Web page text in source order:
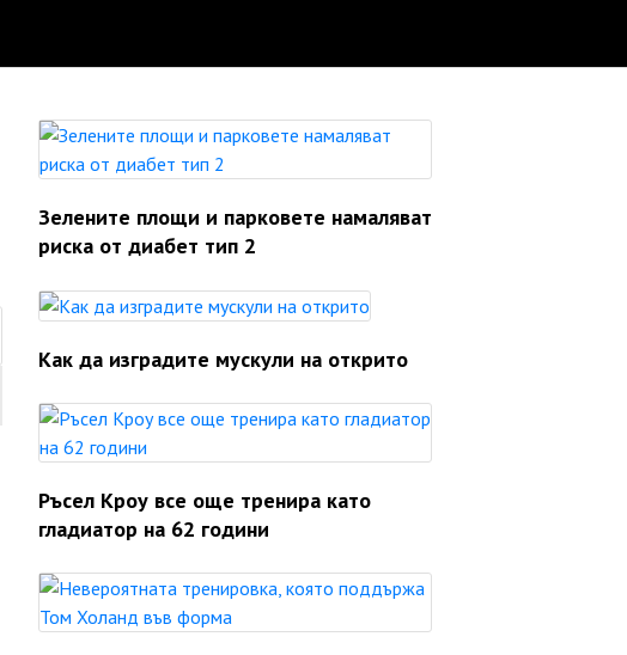
Зелените площи и парковете намаляват
риска от диабет тип 2
Как да изградите мускули на открито
Ръсел Кроу все още тренира като
гладиатор на 62 години